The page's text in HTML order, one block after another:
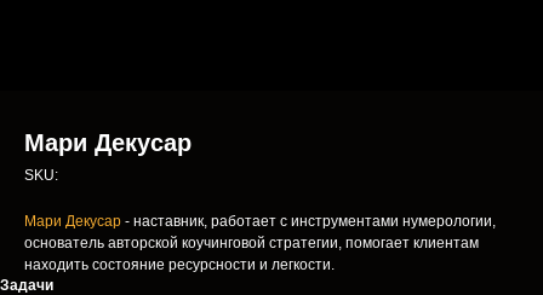
Мари Декусар
SKU:
Мари Декусар - наставник, работает с инструментами нумерологии,
основатель авторской коучинговой стратегии, помогает клиентам
находить состояние ресурсности и легкости.
Задачи